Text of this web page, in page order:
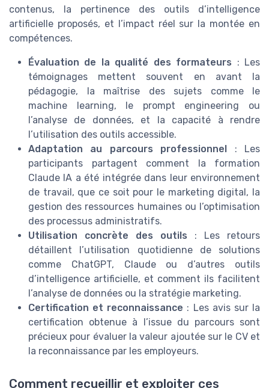
contenus, la pertinence des outils d’intelligence
artificielle proposés, et l’impact réel sur la montée en
compétences.
Évaluation de la qualité des formateurs : Les
témoignages mettent souvent en avant la
pédagogie, la maîtrise des sujets comme le
machine learning, le prompt engineering ou
l’analyse de données, et la capacité à rendre
l’utilisation des outils accessible.
Adaptation au parcours professionnel
: Les
participants partagent comment la formation
Claude IA a été intégrée dans leur environnement
de travail, que ce soit pour le marketing digital, la
gestion des ressources humaines ou l’optimisation
des processus administratifs.
Utilisation concrète des outils : Les retours
détaillent l’utilisation quotidienne de solutions
comme ChatGPT, Claude ou d’autres outils
d’intelligence artificielle, et comment ils facilitent
l’analyse de données ou la stratégie marketing.
Certification et reconnaissance : Les avis sur la
certification obtenue à l’issue du parcours sont
précieux pour évaluer la valeur ajoutée sur le CV et
la reconnaissance par les employeurs.
Comment recueillir et exploiter ces